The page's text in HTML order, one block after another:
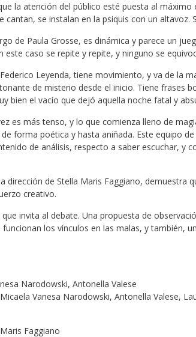
la atención del público esté puesta al
cantan, se instalan en la psiquis con un altavoz.
de Paula Grosse, es dinámica y parece un
este caso se repite y repite, y ninguno se
Leyenda, tiene movimiento, y va de la
de misterio desde el inicio. Tiene frases
bien el vacío que dejó aquella noche fatal y
es más tenso, y lo que comienza lleno de
forma poética y hasta aniñada. Este equipo
de análisis, respecto a saber escuchar, y
dirección de Stella Maris Faggiano, demuestra
creativo.
invita al debate. Una propuesta de
los vínculos en las malas, y también,
Narodowski, Antonella Valese
Vanesa Narodowski, Antonella Valese,
Faggiano